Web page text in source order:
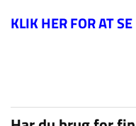
KLIK HER FOR AT